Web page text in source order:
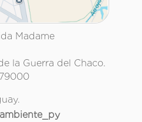
Madame
la Guerra del Chaco.